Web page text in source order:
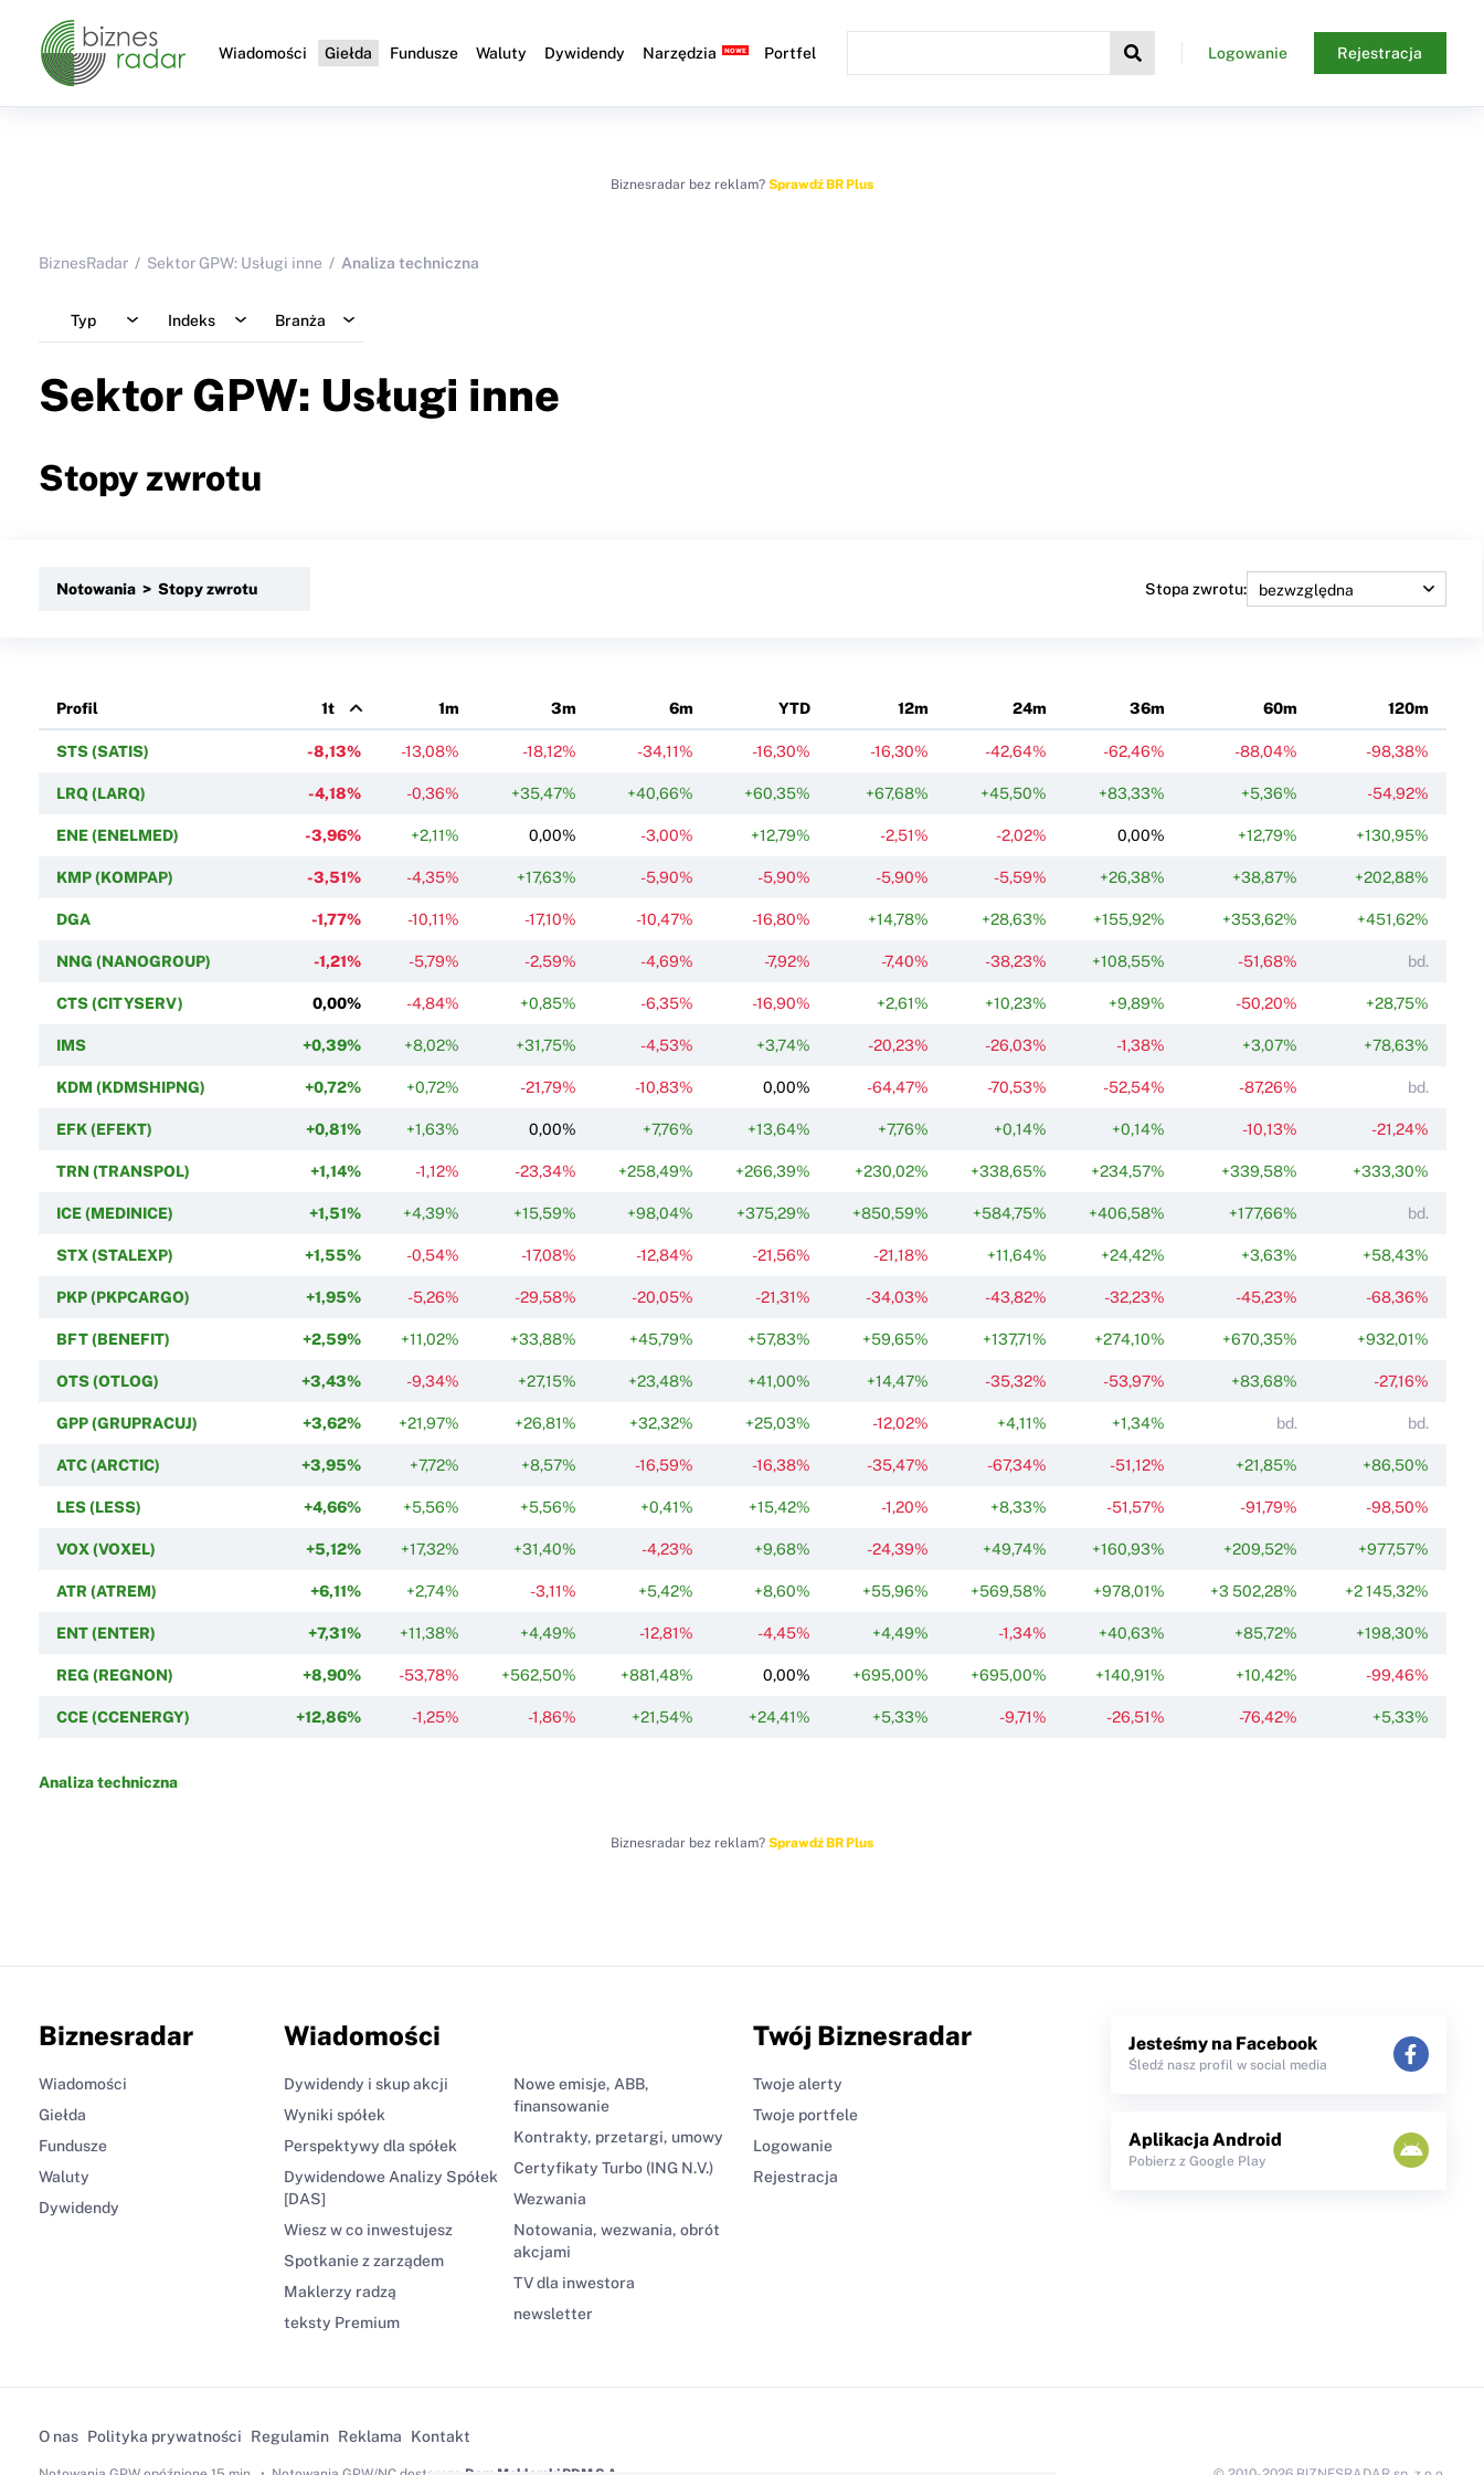
Wiadomości Giełda Fundusze Waluty Dywidendy Narzędzia Portfel Logowanie Rejestracja
Biznesradar bez reklam? Sprawdź BR Plus
BiznesRadar Sektor GPW: Usługi inne Analiza techniczna
Typ Indeks Branża
Sektor GPW: Usługi inne
Stopy zwrotu
Notowania > Stopy zwrotu Stopa zwrotu:
Profil 1t 1m 3m 6m YTD 12m 24m 36m 60m 120m
STS (SATIS) -8,13% -13,08% -18,12% -34,11% -16,30% -16,30% -42,64% -62,46% -88,04% -98,38%
LRQ (LARQ) -4,18% -0,36% +35,47% +40,66% +60,35% +67,68% +45,50% +83,33% +5,36% -54,92%
ENE (ENELMED) -3,96% +2,11% 0,00% -3,00% +12,79% -2,51% -2,02% 0,00% +12,79% +130,95%
KMP (KOMPAP) -3,51% -4,35% +17,63% -5,90% -5,90% -5,90% -5,59% +26,38% +38,87% +202,88%
DGA -1,77% -10,11% -17,10% -10,47% -16,80% +14,78% +28,63% +155,92% +353,62% +451,62%
NNG (NANOGROUP) -1,21% -5,79% -2,59% -4,69% -7,92% -7,40% -38,23% +108,55% -51,68% bd.
CTS (CITYSERV) 0,00% -4,84% +0,85% -6,35% -16,90% +2,61% +10,23% +9,89% -50,20% +28,75%
IMS +0,39% +8,02% +31,75% -4,53% +3,74% -20,23% -26,03% -1,38% +3,07% +78,63%
KDM (KDMSHIPNG) +0,72% +0,72% -21,79% -10,83% 0,00% -64,47% -70,53% -52,54% -87,26% bd.
EFK (EFEKT) +0,81% +1,63% 0,00% +7,76% +13,64% +7,76% +0,14% +0,14% -10,13% -21,24%
TRN (TRANSPOL) +1,14% -1,12% -23,34% +258,49% +266,39% +230,02% +338,65% +234,57% +339,58% +333,30%
ICE (MEDINICE) +1,51% +4,39% +15,59% +98,04% +375,29% +850,59% +584,75% +406,58% +177,66% bd.
STX (STALEXP) +1,55% -0,54% -17,08% -12,84% -21,56% -21,18% +11,64% +24,42% +3,63% +58,43%
PKP (PKPCARGO) +1,95% -5,26% -29,58% -20,05% -21,31% -34,03% -43,82% -32,23% -45,23% -68,36%
BFT (BENEFIT) +2,59% +11,02% +33,88% +45,79% +57,83% +59,65% +137,71% +274,10% +670,35% +932,01%
OTS (OTLOG) +3,43% -9,34% +27,15% +23,48% +41,00% +14,47% -35,32% -53,97% +83,68% -27,16%
GPP (GRUPRACUJ) +3,62% +21,97% +26,81% +32,32% +25,03% -12,02% +4,11% +1,34% bd. bd.
ATC (ARCTIC) +3,95% +7,72% +8,57% -16,59% -16,38% -35,47% -67,34% -51,12% +21,85% +86,50%
LES (LESS) +4,66% +5,56% +5,56% +0,41% +15,42% -1,20% +8,33% -51,57% -91,79% -98,50%
VOX (VOXEL) +5,12% +17,32% +31,40% -4,23% +9,68% -24,39% +49,74% +160,93% +209,52% +977,57%
ATR (ATREM) +6,11% +2,74% -3,11% +5,42% +8,60% +55,96% +569,58% +978,01% +3 502,28% +2 145,32%
ENT (ENTER) +7,31% +11,38% +4,49% -12,81% -4,45% +4,49% -1,34% +40,63% +85,72% +198,30%
REG (REGNON) +8,90% -53,78% +562,50% +881,48% 0,00% +695,00% +695,00% +140,91% +10,42% -99,46%
CCE (CCENERGY) +12,86% -1,25% -1,86% +21,54% +24,41% +5,33% -9,71% -26,51% -76,42% +5,33%
Analiza techniczna
Biznesradar bez reklam? Sprawdź BR Plus
Biznesradar
Wiadomości
Giełda
Fundusze
Waluty
Dywidendy
Wiadomości
Dywidendy i skup akcji
Wyniki spółek
Perspektywy dla spółek
Dywidendowe Analizy Spółek
[DAS]
Wiesz w co inwestujesz
Spotkanie z zarządem
Maklerzy radzą
teksty Premium
Nowe emisje, ABB,
finansowanie
Kontrakty, przetargi, umowy
Certyfikaty Turbo (ING N.V.)
Wezwania
Notowania, wezwania, obrót
akcjami
TV dla inwestora
newsletter
Twój Biznesradar
Twoje alerty
Twoje portfele
Logowanie
Rejestracja
Jesteśmy na Facebook
Śledź nasz profil w social media
Aplikacja Android
Pobierz z Google Play
O nas Polityka prywatności Regulamin Reklama Kontakt